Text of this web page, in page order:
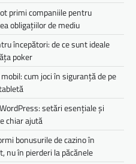
primi companiile pentru
obligațiilor de mediu­­
începători: de ce sunt ideale
poker
cum joci în siguranță de pe
setări esențiale și
chiar ajută
bonusurile de cazino în
nu în pierderi la păcănele